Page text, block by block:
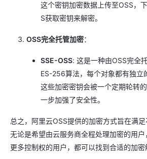
这个密钥加密数据上传至OSS，
S获取密钥来解密。
OSS完全托管加密：
SSE-OSS: 这是一种由OSS完全
ES-256算法，每个对象都有独立
这些加密密钥会被一个定期轮转
一步加强了安全性。
总之，阿里云OSS提供的加密方式旨在满足
无论是希望由云服务商全程处理加密的用
更多控制权的用户，都可以找到合适的加密